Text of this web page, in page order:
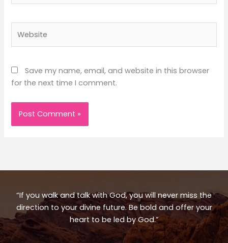
Save my name, email, and website in this browser
for the next time I comment.
“If you walk and talk with God, you will never miss the
direction to your divine future. Be bold and offer your
heart to be led by God.”